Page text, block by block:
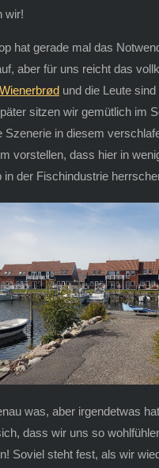
wir!
hat gerade mal das
aber für uns reicht das
Wienerbrødund die Leute sind
sitzen wir gemütlich im
Szenerie in diesem
vorstellen, dass hier in
in der Fischindustrie
was, aber irgendetwas
dass wir uns so
Soviel steht fest, als wir